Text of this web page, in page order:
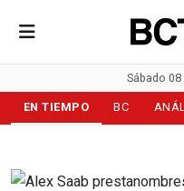
Sábado
EN TIEMPO BC